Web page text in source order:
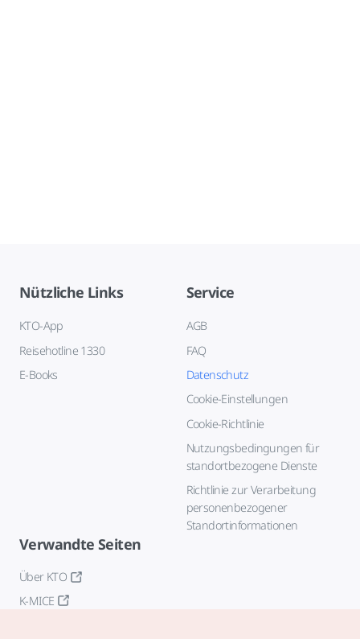
Nützliche Links
KTO-App
Reisehotline 1330
E-Books
Service
AGB
FAQ
Datenschutz
Cookie-Einstellungen
Cookie-Richtlinie
Nutzungsbedingungen für
standortbezogene Dienste
Richtlinie zur Verarbeitung
personenbezogener
Standortinformationen
Verwandte Seiten
Über KTO
K-MICE